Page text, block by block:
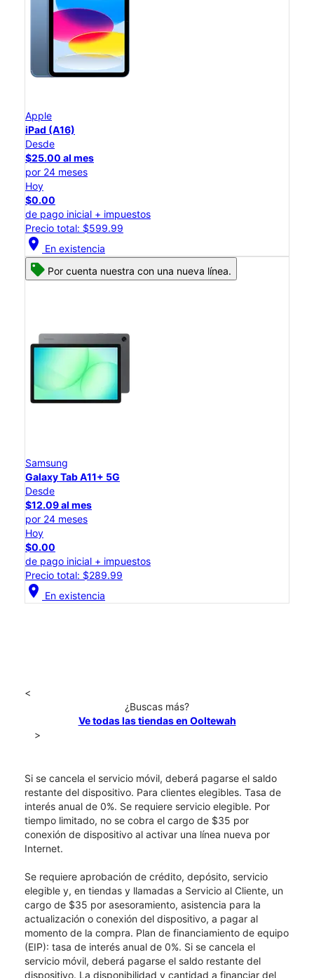
Apple
iPad (A16)
Desde
$25.00 al mes
por 24 meses
Hoy
$0.00
de pago inicial + impuestos
Precio total: $599.99
location_on En existencia
Por cuenta nuestra con una nueva línea.
Samsung
Galaxy Tab A11+ 5G
Desde
$12.09 al mes
por 24 meses
Hoy
$0.00
de pago inicial + impuestos
Precio total: $289.99
location_on En existencia
<
¿Buscas más?
Ve todas las tiendas en Ooltewah
>
Si se cancela el servicio móvil, deberá pagarse el saldo
restante del dispositivo. Para clientes elegibles. Tasa de
interés anual de 0%. Se requiere servicio elegible. Por
tiempo limitado, no se cobra el cargo de $35 por
conexión de dispositivo al activar una línea nueva por
Internet.
Se requiere aprobación de crédito, depósito, servicio
elegible y, en tiendas y llamadas a Servicio al Cliente, un
cargo de $35 por asesoramiento, asistencia para la
actualización o conexión del dispositivo, a pagar al
momento de la compra. Plan de financiamiento de equipo
(EIP): tasa de interés anual de 0%. Si se cancela el
servicio móvil, deberá pagarse el saldo restante del
dispositivo. La disponibilidad y cantidad a financiar del